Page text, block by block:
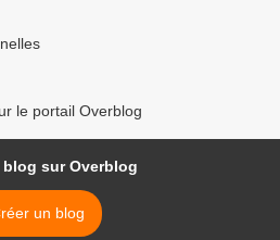
le portail Overblog
blog sur Overblog
un blog